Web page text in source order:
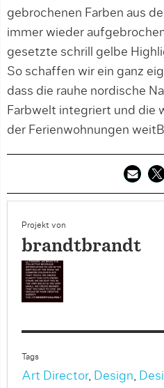
gebrochenen Farben aus
immer wieder
gesetzte schrill gelbe
So schaffen wir ein ganz
dass die rauhe nordische
Farbwelt integriert und die
der Ferienwohnungen
Projekt von
brandtbrandt
Tags
Art Director, Design,